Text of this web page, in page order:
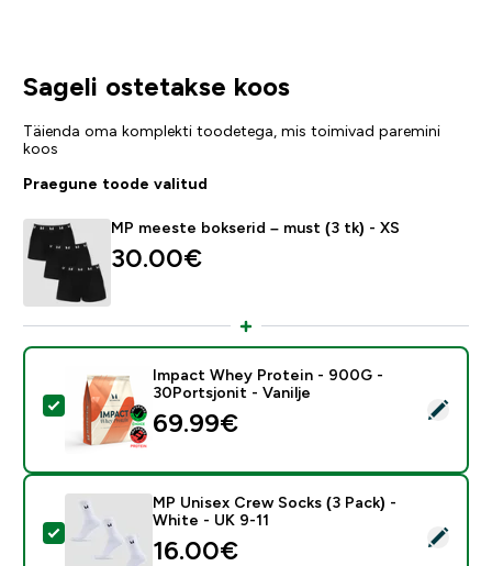
Sageli ostetakse koos
Täienda oma komplekti toodetega, mis toimivad paremini
koos
Praegune toode valitud
MP meeste bokserid – must (3 tk) - XS
30.00€‎
Vali see toode - Impact Whey Protein - 900G -
Impact Whey Protein - 900G -
30Portsjonit - Vanilje
69.99€‎
Vali see toode - MP Unisex Crew Socks (3 Pack) -
MP Unisex Crew Socks (3 Pack) -
White - UK 9-11
16.00€‎